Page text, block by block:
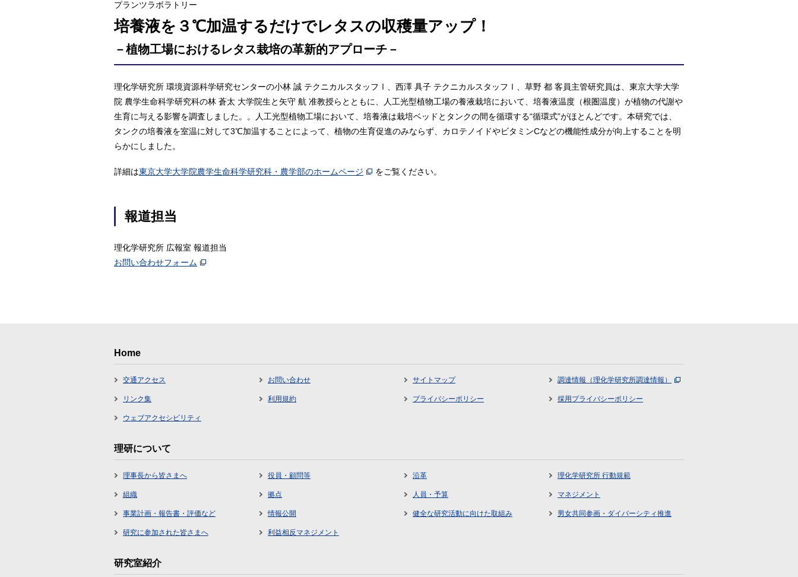
プランツラボラトリー
培養液を３℃加温するだけでレタスの収穫量アップ！
－植物工場におけるレタス栽培の革新的アプローチ－
理化学研究所 環境資源科学研究センターの小林 誠 テクニカルスタッフⅠ、西澤 具子 テクニカルスタッフⅠ、草野 都 客員主管研究員は、東京大学大学
院 農学生命科学研究科の林 蒼太 大学院生と矢守 航 准教授らとともに、人工光型植物工場の養液栽培において、培養液温度（根圏温度）が植物の代謝や
生育に与える影響を調査しました。。人工光型植物工場において、培養液は栽培ベッドとタンクの間を循環する“循環式”がほとんどです。本研究では、
タンクの培養液を室温に対して3℃加温することによって、植物の生育促進のみならず、カロテノイドやビタミンCなどの機能性成分が向上することを明
らかにしました。
詳細は東京大学大学院農学生命科学研究科・農学部のホームページ をご覧ください。
報道担当
理化学研究所 広報室 報道担当
お問い合わせフォーム
Home
交通アクセス お問い合わせ サイトマップ 調達情報（理化学研究所調達情報）
リンク集 利用規約 プライバシーポリシー 採用プライバシーポリシー
ウェブアクセシビリティ
理研について
理事長から皆さまへ 役員・顧問等 沿革 理化学研究所 行動規範
組織 拠点 人員・予算 マネジメント
事業計画・報告書・評価など 情報公開 健全な研究活動に向けた取組み 男女共同参画・ダイバーシティ推進
研究に参加された皆さまへ 利益相反マネジメント
研究室紹介